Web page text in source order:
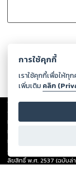
Copyright ©2026
ต่อผลงานหรือเนื้อหาใดที่อั
ทรัพย์สินทางปัญญาของบุ
ทุกท่านโปรดใช้วิจารณญา
หนึ่งส่วนใดขัดต่อกฎหมาย
ดำเนินการในทันที ทั้งนี้ ท
ลิขสิทธิ์ พ.ศ. 2537 (ฉบับล่
การใช้คุกกี้
เราใช้คุกกี้เพื่อให้ทุ
เพิ่มเติม คลิก